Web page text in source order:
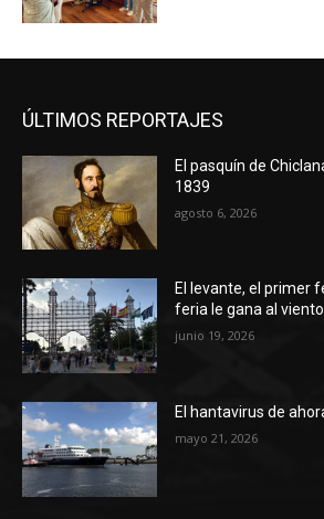
ÚLTIMOS REPORTAJES
El pasquín de
1839
agosto 6, 2026
El levante, el primer
feria le gana al
junio 19, 2026
El hantavirus de
mayo 21, 2026